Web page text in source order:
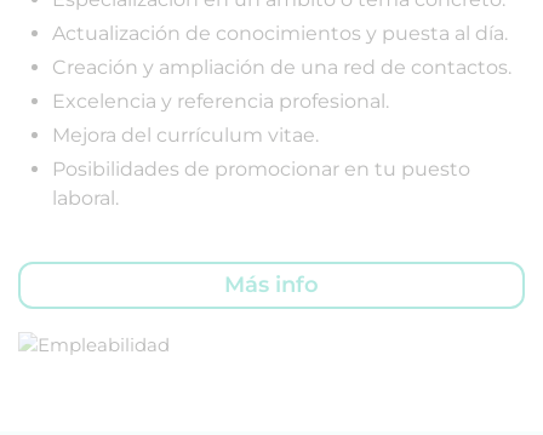
Actualización de conocimientos y puesta al día.
Creación y ampliación de una red de contactos.
Excelencia y referencia profesional.
Mejora del currículum vitae.
Posibilidades de promocionar en tu puesto
laboral.
Más info